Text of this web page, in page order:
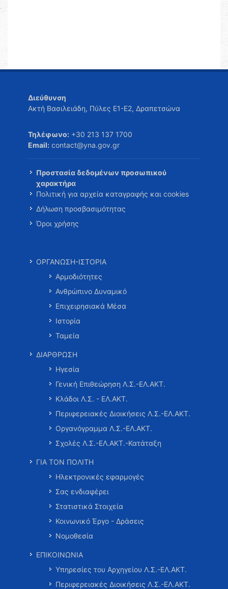
Διεύθυνση
Ακτή Βασιλειάδη, Πύλες Ε1-Ε2, Δραπετσώνα
Τηλέφωνο: +30 213 137 1700
Email: contact@yna.gov.gr
Προστασία δεδομένων προσωπικού
χαρακτήρα
Πολιτική για αρχεία καταγραφής και cookies
Δήλωση προσβασιμότητας
Όροι χρήσης
ΟΡΓΑΝΩΣΗ-ΙΣΤΟΡΙΑ
Αρμοδιότητες
Ανθρώπινο Δυναμικό
Επιχειρησιακά Μέσα
Ιστορία
Ταμεία
ΔΙΑΡΘΡΩΣΗ
Ηγεσία
Γενική Επιθεώρηση Λ.Σ.-ΕΛ.ΑΚΤ.
Κλάδοι Λ.Σ. - ΕΛ.ΑΚΤ.
Περιφερειακές Διοικήσεις Λ.Σ.-ΕΛ.ΑΚΤ.
Οργανόγραμμα Λ.Σ.-ΕΛ.ΑΚΤ.
Σχολές Λ.Σ.-ΕΛ.ΑΚΤ.-Κατάταξη
ΓΙΑ ΤΟΝ ΠΟΛΙΤΗ
Ηλεκτρονικές εφαρμογές
Σας ενδιαφέρει
Στατιστικά Στοιχεία
Κοινωνικό Έργο - Δράσεις
Νομοθεσία
ΕΠΙΚΟΙΝΩΝΙΑ
Υπηρεσίες του Αρχηγείου Λ.Σ.-ΕΛ.ΑΚΤ.
Περιφερειακές Διοικήσεις Λ.Σ.-ΕΛ.ΑΚΤ.